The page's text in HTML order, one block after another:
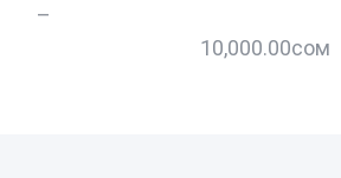
–
10,000.00сом